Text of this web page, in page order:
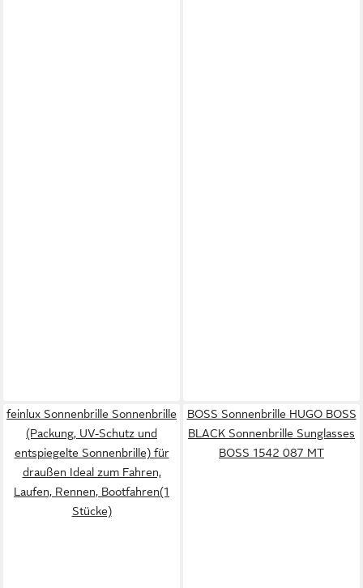
feinlux Sonnenbrille Sonnenbrille
(Packung, UV-Schutz und
entspiegelte Sonnenbrille) für
draußen Ideal zum Fahren,
Laufen, Rennen, Bootfahren(1
Stücke)
BOSS Sonnenbrille HUGO BOSS
BLACK Sonnenbrille Sunglasses
BOSS 1542 087 MT